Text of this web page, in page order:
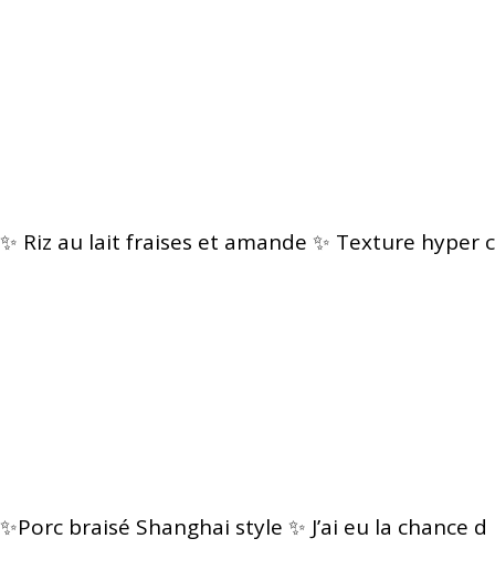
✨ Riz au lait fraises et amande ✨ Texture hyper c
✨Porc braisé Shanghai style ✨ J’ai eu la chance d